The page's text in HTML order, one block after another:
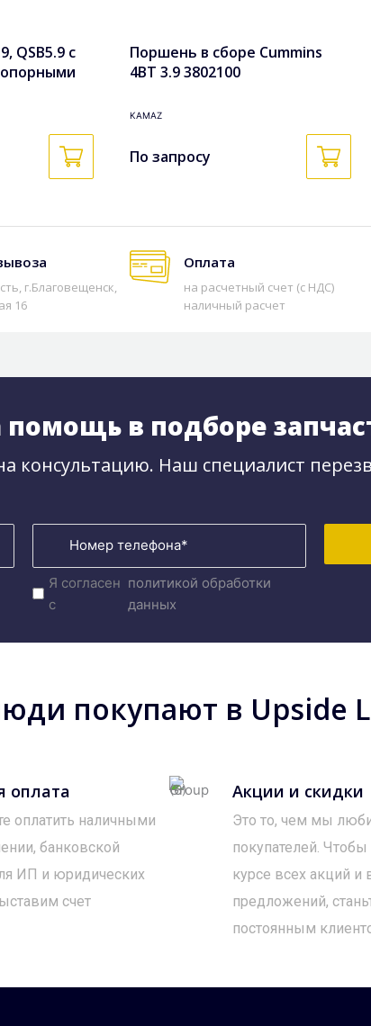
QSB5.9 с
Поршень в сборе Cummins
4BT 3.9 3802100
KAMAZ
По запросу
г.Благовещенск,
16
Оплата
на расчетный счет (с НДС)
наличный расчет
в подборе
консультацию. Наш специалист
Я согласен
с
политикой обработки
данных
покупают в Upside
оплата
оплатить наличными
банковской
ИП и юридических
счет
Акции и скидки
Это то, чем мы
покупателей.
курсе всех акций и
предложений,
постоянным